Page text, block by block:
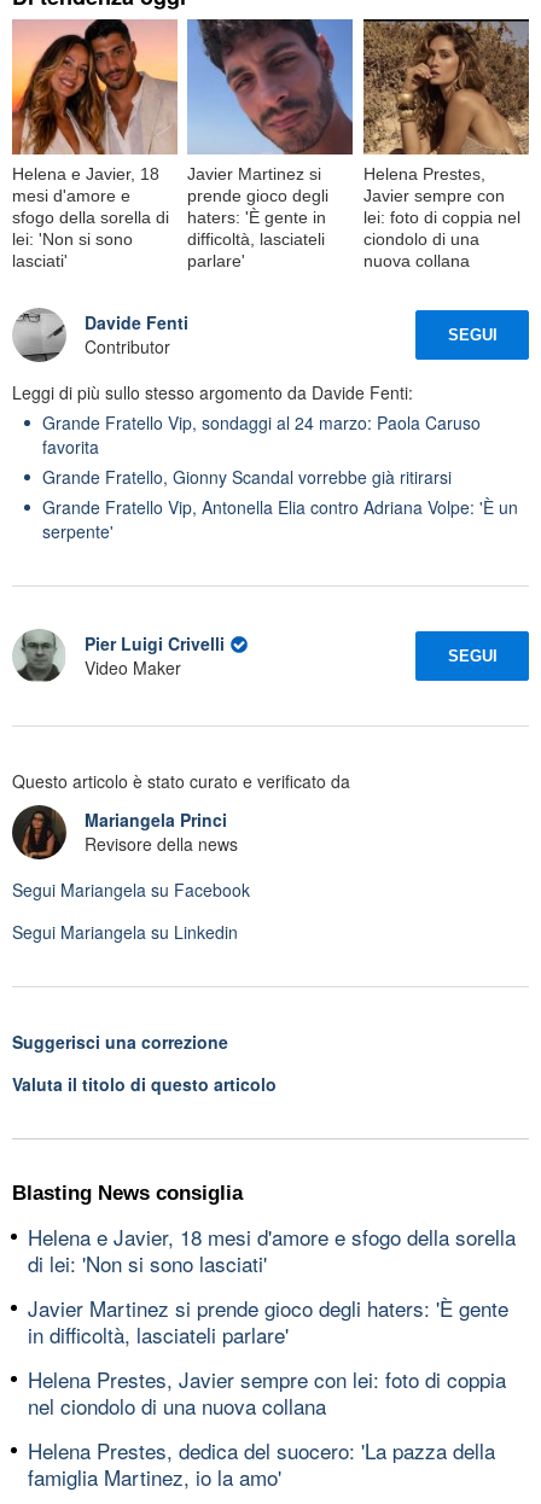
Helena e Javier, 18
mesi d'amore e
sfogo della sorella di
lei: 'Non si sono
lasciati'
Javier Martinez si
prende gioco degli
haters: 'È gente in
difficoltà, lasciateli
parlare'
Helena Prestes,
Javier sempre con
lei: foto di coppia nel
ciondolo di una
nuova collana
Davide Fenti
Contributor
SEGUI
Leggi di più sullo stesso argomento da Davide Fenti:
Grande Fratello Vip, sondaggi al 24 marzo: Paola Caruso
favorita
Grande Fratello, Gionny Scandal vorrebbe già ritirarsi
Grande Fratello Vip, Antonella Elia contro Adriana Volpe: 'È un
serpente'
Pier Luigi Crivelli
Video Maker
SEGUI
Questo articolo è stato curato e verificato da
Mariangela Princi
Revisore della news
Segui Mariangela su Facebook
Segui Mariangela su Linkedin
Suggerisci una correzione
Valuta il titolo di questo articolo
Blasting News consiglia
Helena e Javier, 18 mesi d'amore e sfogo della sorella
di lei: 'Non si sono lasciati'
Javier Martinez si prende gioco degli haters: 'È gente
in difficoltà, lasciateli parlare'
Helena Prestes, Javier sempre con lei: foto di coppia
nel ciondolo di una nuova collana
Helena Prestes, dedica del suocero: 'La pazza della
famiglia Martinez, io la amo'